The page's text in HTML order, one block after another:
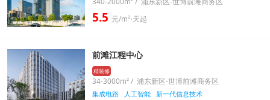
5.5 元/m²⋅天起
前滩江程中心
精装修
34-3000m² / 浦东新区-世博前滩商务区
集成电路
人工智能 新一代信息技术